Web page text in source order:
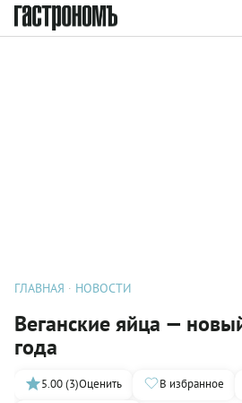
ГЛАВНАЯ НОВОСТИ
Веганские яйца —
года
5.00 (3)Оценить В избранное